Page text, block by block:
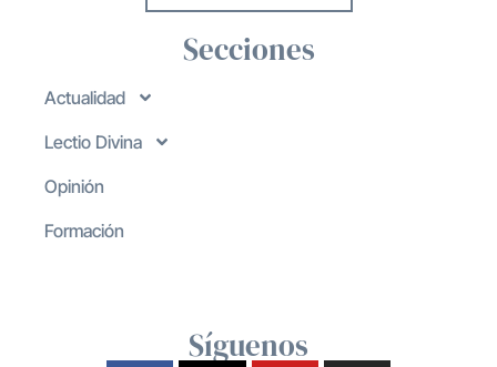
Secciones
Actualidad
Lectio Divina
Opinión
Formación
Síguenos